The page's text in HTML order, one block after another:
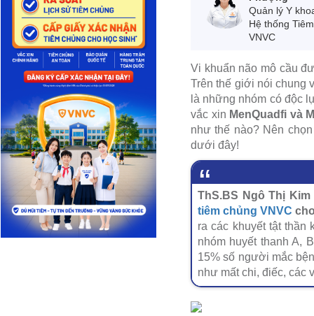
Quản lý Y
Hệ thống
VNVC
Vi khuẩn não mô cầu
Trên thế giới nói chung
là những nhóm có độc
vắc xin MenQuadfi và
như thế nào? Nên
dưới đây!
ThS.BS Ngô Thị
tiêm chủng VNVC
ra các khuyết tật thần
nhóm huyết thanh A,
15% số người mắc
như mất chi, điếc, các